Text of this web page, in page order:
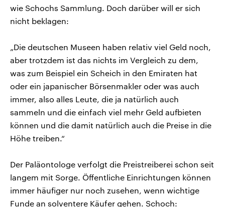
wie Schochs Sammlung. Doch darüber will er sich
nicht beklagen:
„Die deutschen Museen haben relativ viel Geld noch,
aber trotzdem ist das nichts im Vergleich zu dem,
was zum Beispiel ein Scheich in den Emiraten hat
oder ein japanischer Börsenmakler oder was auch
immer, also alles Leute, die ja natürlich auch
sammeln und die einfach viel mehr Geld aufbieten
können und die damit natürlich auch die Preise in die
Höhe treiben.“
Der Paläontologe verfolgt die Preistreiberei schon seit
langem mit Sorge. Öffentliche Einrichtungen können
immer häufiger nur noch zusehen, wenn wichtige
Funde an solventere Käufer gehen. Schoch: